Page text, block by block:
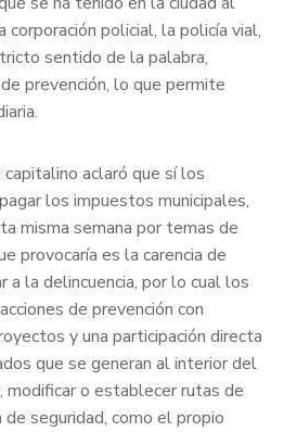
corporación policial, la policía vial,
sentido de la palabra,
prevención, lo que permite
aclaró que sí los
los impuestos municipales,
misma semana por temas de
provocaría es la carencia de
a la delincuencia, por lo cual los
de prevención con
y una participación directa
que se generan al interior del
modificar o establecer rutas de
seguridad, como el propio